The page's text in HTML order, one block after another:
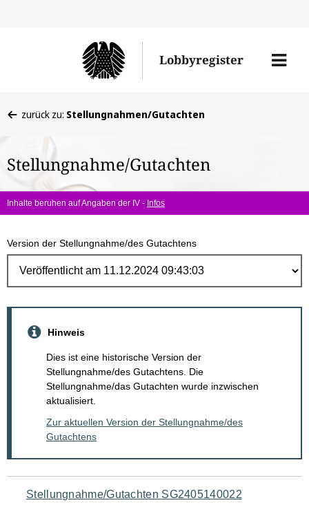
Lobbyregister
Menü
befinden
hier:
zurück zu: Stellungnahmen/Gutachten
Stellungnahme/Gutachten
Inhalte beruhen auf Angaben der IV - Infos
Version der Stellungnahme/des Gutachtens
Hinweis
Dies ist eine historische Version der
Stellungnahme/des Gutachtens. Die
Stellungnahme/das Gutachten wurde inzwischen
aktualisiert.
Zur aktuellen Version der Stellungnahme/des
Gutachtens
Navigation
Stellungnahme/Gutachten SG2405140022